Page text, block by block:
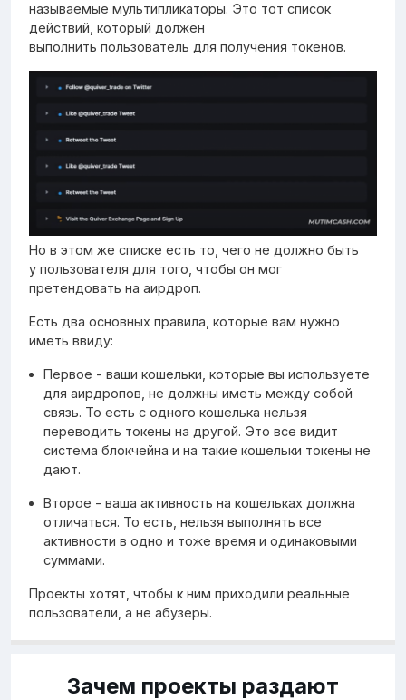
называемые мультипликаторы. Это тот список
действий, который должен
выполнить пользователь для получения токенов.
Но в этом же списке есть то, чего не должно быть
у пользователя для того, чтобы он мог
претендовать на аирдроп.
Есть два основных правила, которые вам нужно
иметь ввиду:
Первое - ваши кошельки, которые вы используете
для аирдропов, не должны иметь между собой
связь. То есть с одного кошелька нельзя
переводить токены на другой. Это все видит
система блокчейна и на такие кошельки токены не
дают.
Второе - ваша активность на кошельках должна
отличаться. То есть, нельзя выполнять все
активности в одно и тоже время и одинаковыми
суммами.
Проекты хотят, чтобы к ним приходили реальные
пользователи, а не абузеры.
Зачем проекты раздают